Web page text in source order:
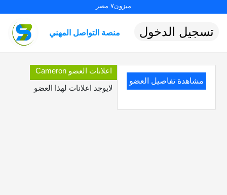
ميزون٧ مصر
منصة التواصل المهني تسجيل الدخول
مشاهدة تفاصيل العضو
اعلانات العضو Cameron
لايوجد اعلانات لهذا العضو